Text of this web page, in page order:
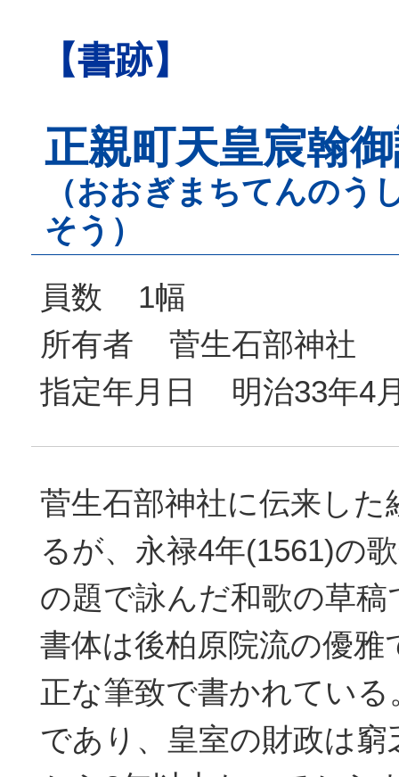
【書跡】
正親町天皇宸翰
（おおぎまちてんのう
そう）
員数 1幅
所有者 菅生石部神社
指定年月日 明治33年4
菅生石部神社に伝来した
るが、永禄4年(1561)の
の題で詠んだ和歌の草稿
書体は後柏原院流の優雅
正な筆致で書かれてい
であり、皇室の財政は